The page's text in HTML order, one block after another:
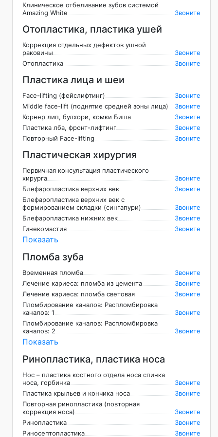
Клиническое отбеливание зубов системой
Amazing White
Звоните
Отопластика, пластика ушей
Коррекция отдельных дефектов ушной
раковины
Звоните
Отопластика
Звоните
Пластика лица и шеи
Face-lifting (фейслифтинг)
Звоните
Middle face-lift (поднятие средней зоны лица)
Звоните
Корнер лип, булхори, комки Биша
Звоните
Пластика лба, фронт-лифтинг
Звоните
Повторный Face-lifting
Звоните
Пластическая хирургия
Первичная консультация пластического
хирурга
Звоните
Блефаропластика верхних век
Звоните
Блефаропластика верхних век с
формированием складки (сингапури)
Звоните
Блефаропластика нижних век
Звоните
Гинекомастия
Звоните
Показать
Пломба зуба
Временная пломба
Звоните
Лечение кариеса: пломба из цемента
Звоните
Лечение кариеса: пломба световая
Звоните
Пломбирование каналов: Распломбировка
каналов: 1
Звоните
Пломбирование каналов: Распломбировка
каналов: 2
Звоните
Показать
Ринопластика, пластика носа
Нос – пластика костного отдела носа спинка
носа, горбинка
Звоните
Пластика крыльев и кончика носа
Звоните
Повторная ринопластика (повторная
коррекция носа)
Звоните
Ринопластика
Звоните
Риносептопластика
Звоните